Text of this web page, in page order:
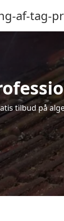
af-tag-
tilbud på